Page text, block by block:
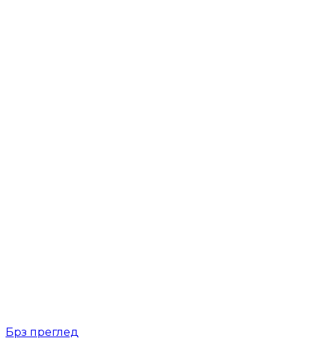
Брз преглед